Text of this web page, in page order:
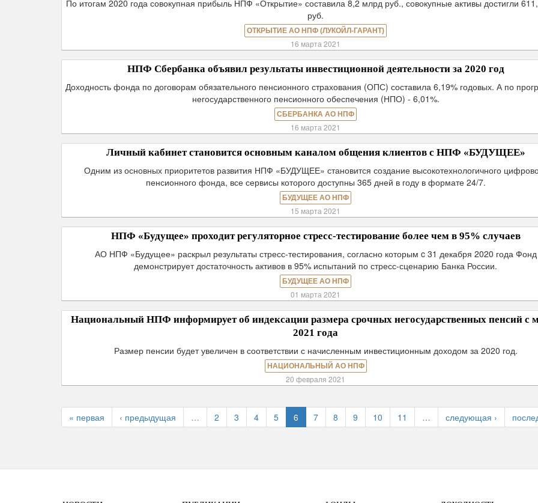
По итогам 2020 года совокупная прибыль НПФ «Открытие» составила 8,2 млрд руб., совокупные активы достигли
руб.
ОТКРЫТИЕ АО НПФ (ЛУКОЙЛ-ГАРАНТ)
16 марта 2021
НПФ Сбербанка объявил результаты инвестиционной деятельности за 2020 год
Доходность фонда по договорам обязательного пенсионного страхования (ОПС) составила 6,19% годовых. А по
негосударственного пенсионного обеспечения (НПО) - 6,01%.
СБЕРБАНКА АО НПФ
16 марта 2021
Личный кабинет становится основным каналом общения клиентов с НПФ «БУДУЩЕЕ»
Одним из основных приоритетов развития НПФ «БУДУЩЕЕ» становится создание высокотехнологичного
пенсионного фонда, все сервисы которого доступны 365 дней в году в формате 24/7.
БУДУЩЕЕ АО НПФ
15 марта 2021
НПФ «Будущее» проходит регуляторное стресс-тестирование более чем в 95% случаев
АО НПФ «Будущее» раскрыл результаты стресс-тестирования, согласно которым c 31 декабря 2020 года Фонд
демонстрирует достаточность активов в 95% испытаний по стресс-сценарию Банка России.
БУДУЩЕЕ АО НПФ
01 марта 2021
Национальный НПФ информирует об индексации размера срочных негосударственных пенсий с
2021 года
Размер пенсии будет увеличен в соответствии с начисленным инвестиционным доходом за 2020 год.
НАЦИОНАЛЬНЫЙ АО НПФ
20 февраля 2021
« первая ‹ предыдущая … 2 3 4 5 6 7 8 9 10 11 … следующая ›